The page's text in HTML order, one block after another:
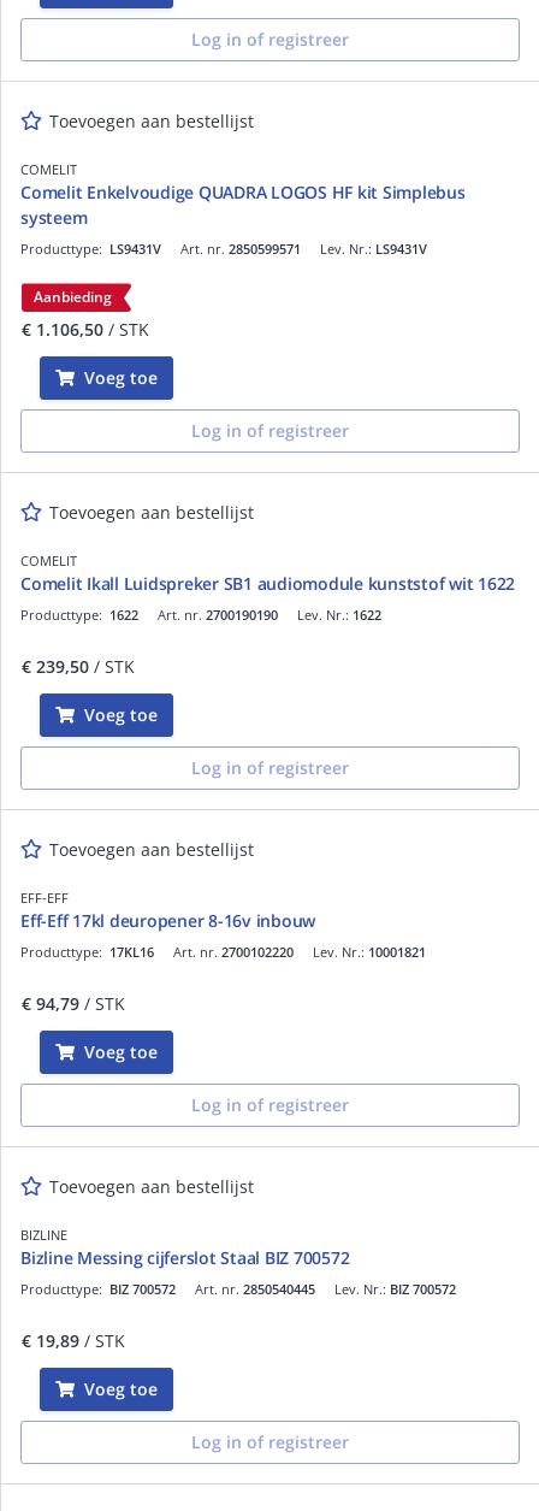
Log in of registreer
Toevoegen aan bestellijst
COMELIT
Comelit Enkelvoudige QUADRA LOGOS HF kit Simplebus
systeem
Art. nr. 2850599571
Producttype: LS9431V Lev. Nr.: LS9431V
Aanbieding
€ 1.106,50 / STK
Voeg toe
Log in of registreer
Toevoegen aan bestellijst
COMELIT
Comelit Ikall Luidspreker SB1 audiomodule kunststof wit 1622
Art. nr. 2700190190
Producttype: 1622 Lev. Nr.: 1622
€ 239,50 / STK
Voeg toe
Log in of registreer
Toevoegen aan bestellijst
EFF-EFF
Eff-Eff 17kl deuropener 8-16v inbouw
Art. nr. 2700102220
Producttype: 17KL16 Lev. Nr.: 10001821
€ 94,79 / STK
Voeg toe
Log in of registreer
Toevoegen aan bestellijst
BIZLINE
Bizline Messing cijferslot Staal BIZ 700572
Art. nr. 2850540445
Producttype: BIZ 700572 Lev. Nr.: BIZ 700572
€ 19,89 / STK
Voeg toe
Log in of registreer